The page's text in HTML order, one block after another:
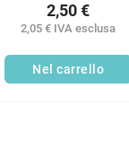
2,05 € IVA esclusa
2,50 €
Nel carrello